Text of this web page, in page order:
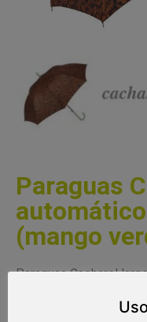
Paraguas
(mango
Paraguas Cacharel
con motivos